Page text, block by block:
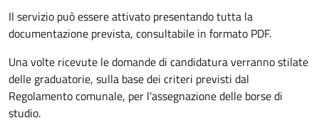
Il servizio può essere attivato presentando tutta la
documentazione prevista, consultabile in formato PDF.
Una volte ricevute le domande di candidatura verranno stilate
delle graduatorie, sulla base dei criteri previsti dal
Regolamento comunale, per l'assegnazione delle borse di
studio.